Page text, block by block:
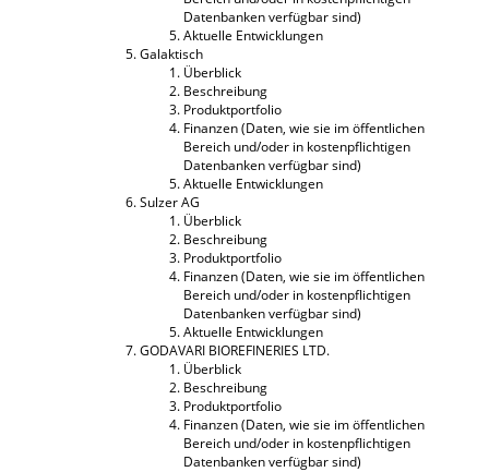
Datenbanken verfügbar sind)
Aktuelle Entwicklungen
Galaktisch
Überblick
Beschreibung
Produktportfolio
Finanzen (Daten, wie sie im öffentlichen
Bereich und/oder in kostenpflichtigen
Datenbanken verfügbar sind)
Aktuelle Entwicklungen
Sulzer AG
Überblick
Beschreibung
Produktportfolio
Finanzen (Daten, wie sie im öffentlichen
Bereich und/oder in kostenpflichtigen
Datenbanken verfügbar sind)
Aktuelle Entwicklungen
GODAVARI BIOREFINERIES LTD.
Überblick
Beschreibung
Produktportfolio
Finanzen (Daten, wie sie im öffentlichen
Bereich und/oder in kostenpflichtigen
Datenbanken verfügbar sind)